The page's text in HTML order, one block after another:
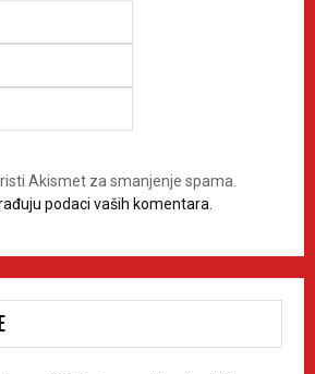
Akismet za smanjenje spama.
podaci vaših komentara.